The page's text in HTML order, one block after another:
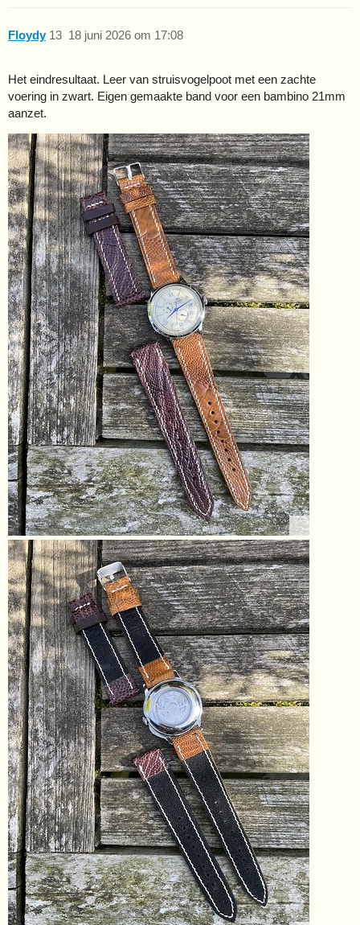
Floydy 18 juni 2026 om 17:08
13
Het eindresultaat. Leer van struisvogelpoot met een zachte
voering in zwart. Eigen gemaakte band voor een bambino 21mm
aanzet.